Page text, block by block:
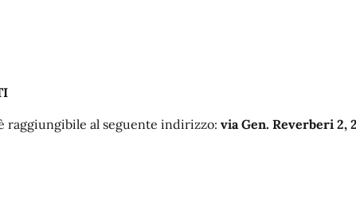
raggiungibile al seguente indirizzo: via Gen. Reverberi 2,